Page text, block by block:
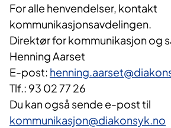
For alle henvendelser, kontakt
kommunikasjonsavdelingen.
Direktør for kommunikasjon og
Henning Aarset
E-post:
Tlf.: 93 02 77 26
Du kan også sende e-post til
kommunikasjon@diakonsyk.no